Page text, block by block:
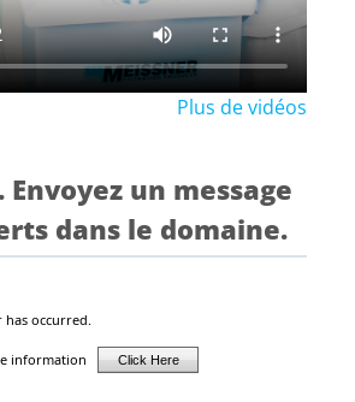
Plus de vidéos
Envoyez un message
dans le domaine.